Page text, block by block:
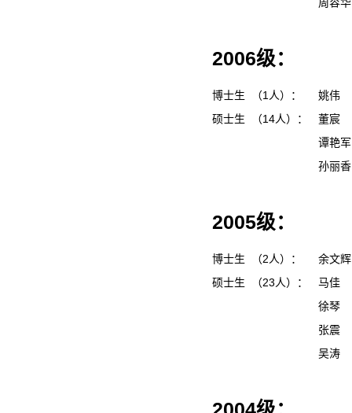
2006级：
博士生 （1人）：
姚伟
硕士生 （14人）：
董宸
谭艳
孙丽
2005级：
博士生 （2人）：
余文
硕士生 （23人）：
马佳
徐琴
张震
吴涛